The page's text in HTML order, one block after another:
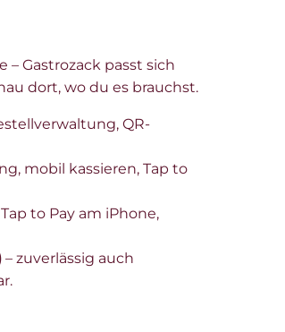
Gastrozack passt sich
dort, wo du es brauchst.
QR-
mobil kassieren, Tap to
to Pay am iPhone,
– zuverlässig auch